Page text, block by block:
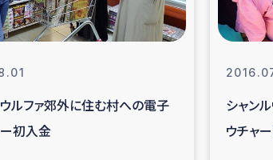
女性の生計
ルファ郊外に住む村への電子
初入金
シャン
ウチャ